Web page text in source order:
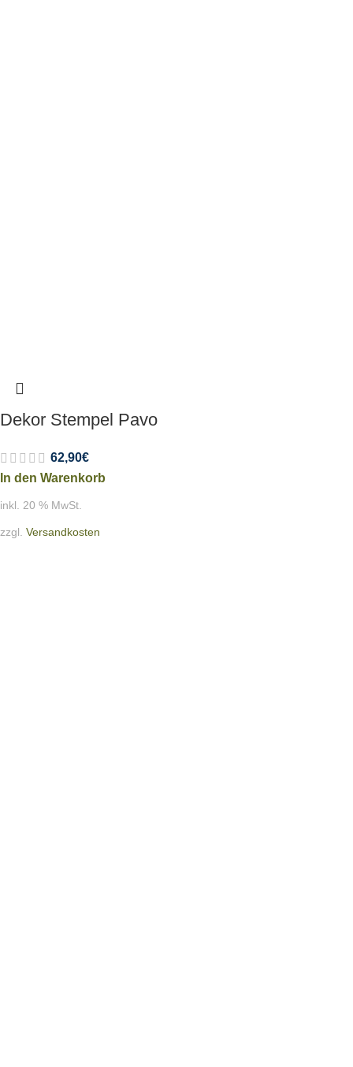
Dekor Stempel Pavo
62,90€
In den Warenkorb
inkl. 20 % MwSt.
zzgl. Versandkosten